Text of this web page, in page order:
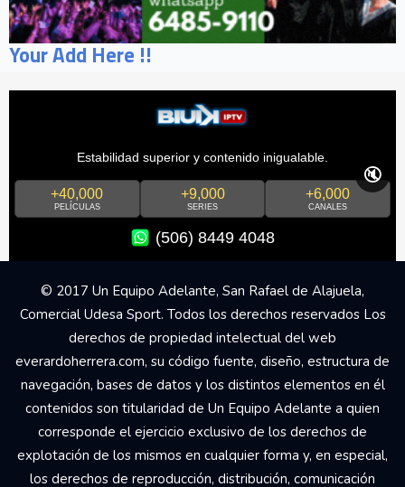
Your Add Here !!
Estabilidad superior y contenido inigualable.
+40,000
PELÍCULAS
+9,000
SERIES
+6,000
CANALES
(506) 8449 4048
🔇
© 2017 Un Equipo Adelante, San Rafael de Alajuela,
Comercial Udesa Sport. Todos los derechos reservados Los
derechos de propiedad intelectual del web
everardoherrera.com, su código fuente, diseño, estructura de
navegación, bases de datos y los distintos elementos en él
contenidos son titularidad de Un Equipo Adelante a quien
corresponde el ejercicio exclusivo de los derechos de
explotación de los mismos en cualquier forma y, en especial,
los derechos de reproducción, distribución, comunicación